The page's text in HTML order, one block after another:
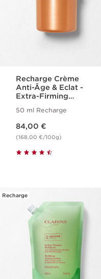
Recharge Crème
Anti-Âge & Eclat -
Extra-Firming
[COLLAGEN]³
TECHNOLOGY
50 ml Recharge
84,00 €
(168,00 €/100g)
Recharge